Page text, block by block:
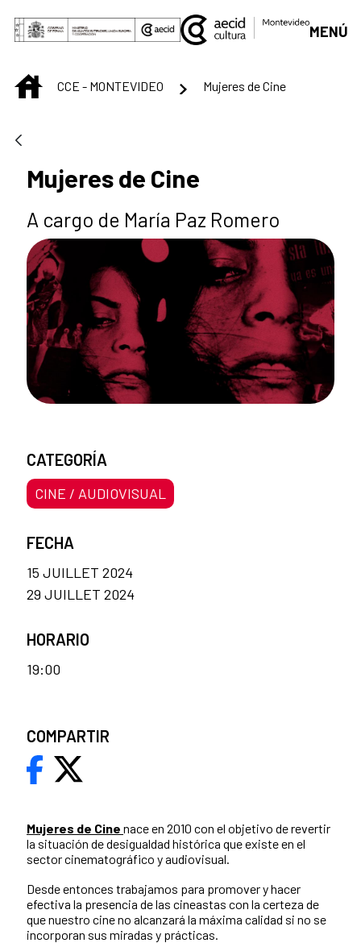
Saut au contenu principal
MENÚ
INICIOCCE - MONTEVIDEO Mujeres de Cine
Mujeres de Cine
A cargo de María Paz Romero
Mujeres de Cine nace en 2010 con el objetivo de revertir
la situación de desigualdad histórica que existe en el
sector cinematográfico y audiovisual.
Desde entonces trabajamos para promover y hacer
efectiva la presencia de las cineastas con la certeza de
que nuestro cine no alcanzará la máxima calidad si no se
incorporan sus miradas y prácticas.
CATEGORÍA
CINE / AUDIOVISUAL
FECHA
15 JUILLET 2024
29 JUILLET 2024
HORARIO
19:00
COMPARTIR